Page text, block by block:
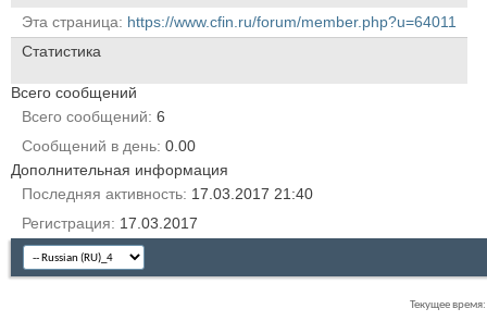
Эта страница https://www.cfin.ru/forum/member.php?u=64011
Статистика
Всего сообщений
Всего сообщений 6
Сообщений в день 0.00
Дополнительная информация
Последняя активность 17.03.2017 21:40
Регистрация
17.03.2017
Текущее время: